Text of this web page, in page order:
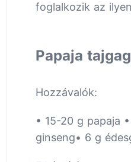
foglalkozik az
Papaja
Hozzávalók:
• 15-20 g papaja
ginseng• 6 g